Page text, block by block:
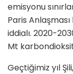
emisyonu
Paris
iddialı. 2020-
Mt
Geçtiğimiz yıl